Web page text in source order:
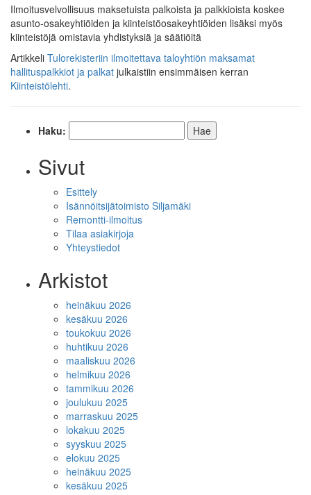
Ilmoitusvelvollisuus maksetuista palkoista ja palkkioista koskee
asunto-osakeyhtiöiden ja kiinteistöosakeyhtiöiden lisäksi myös
kiinteistöjä omistavia yhdistyksiä ja säätiöitä
Artikkeli Tulorekisteriin ilmoitettava taloyhtiön maksamat
hallituspalkkiot ja palkat julkaistiin ensimmäisen kerran
Kiinteistölehti.
Haku:
Sivut
Esittely
Isännöitsijätoimisto Siljamäki
Remontti-ilmoitus
Tilaa asiakirjoja
Yhteystiedot
Arkistot
heinäkuu 2026
kesäkuu 2026
toukokuu 2026
huhtikuu 2026
maaliskuu 2026
helmikuu 2026
tammikuu 2026
joulukuu 2025
marraskuu 2025
lokakuu 2025
syyskuu 2025
elokuu 2025
heinäkuu 2025
kesäkuu 2025